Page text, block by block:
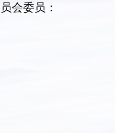
会委员：